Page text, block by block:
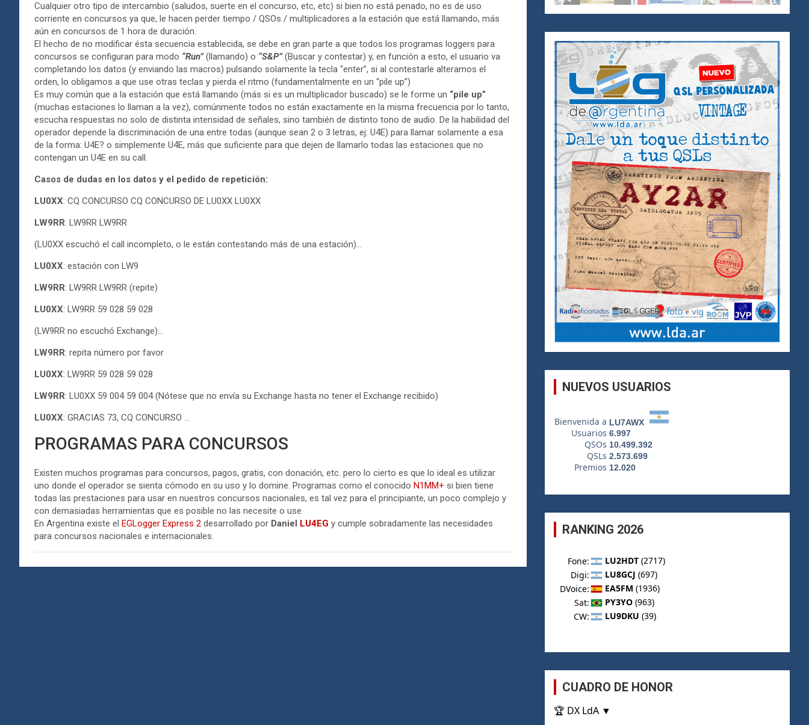
Cualquier otro tipo de intercambio (saludos, suerte en el concurso, etc, etc) si bien no está penado, no es de uso
corriente en concursos ya que, le hacen perder tiempo / QSOs / multiplicadores a la estación que está llamando, más
aún en concursos de 1 hora de duración.
El hecho de no modificar ésta secuencia establecida, se debe en gran parte a que todos los programas loggers para
concursos se configuran para modo “Run”(llamando) o “S&P”(Buscar y contestar) y, en función a esto, el usuario va
completando los datos (y enviando las macros) pulsando solamente la tecla “enter”, si al contestarle alteramos el
orden, lo obligamos a que use otras teclas y pierda el ritmo (fundamentalmente en un “pile up”)
Es muy común que a la estación que está llamando (más si es un multiplicador buscado) se le forme un “pile up”
(muchas estaciones lo llaman a la vez), comúnmente todos no están exactamente en la misma frecuencia por lo tanto,
escucha respuestas no solo de distinta intensidad de señales, sino también de distinto tono de audio. De la habilidad del
operador depende la discriminación de una entre todas (aunque sean 2 o 3 letras, ej: U4E) para llamar solamente a esa
de la forma: U4E? o simplemente U4E, más que suficiente para que dejen de llamarlo todas las estaciones que no
contengan un U4E en su call.
Casos de dudas en los datos y el pedido de repetición:
LU0XX: CQ CONCURSO CQ CONCURSO DE LU0XX LU0XX
LW9RR: LW9RR LW9RR
(LU0XX escuchó el call incompleto, o le están contestando más de una estación)…
LU0XX: estación con LW9
LW9RR: LW9RR LW9RR (repite)
LU0XX: LW9RR 59 028 59 028
(LW9RR no escuchó Exchange)…
LW9RR: repita número por favor
LU0XX: LW9RR 59 028 59 028
LW9RR: LU0XX 59 004 59 004 (Nótese que no envía su Exchange hasta no tener el Exchange recibido)
LU0XX: GRACIAS 73, CQ CONCURSO …
PROGRAMAS PARA CONCURSOS
Existen muchos programas para concursos, pagos, gratis, con donación, etc. pero lo cierto es que lo ideal es utilizar
uno donde el operador se sienta cómodo en su uso y lo domine. Programas como el conocido N1MM+ si bien tiene
todas las prestaciones para usar en nuestros concursos nacionales, es tal vez para el principiante, un poco complejo y
con demasiadas herramientas que es posible no las necesite o use.
En Argentina existe el EGLogger Express 2 desarrollado por Daniel LU4EG y cumple sobradamente las necesidades
para concursos nacionales e internacionales.
NUEVOS USUARIOS
RANKING 2026
CUADRO DE HONOR